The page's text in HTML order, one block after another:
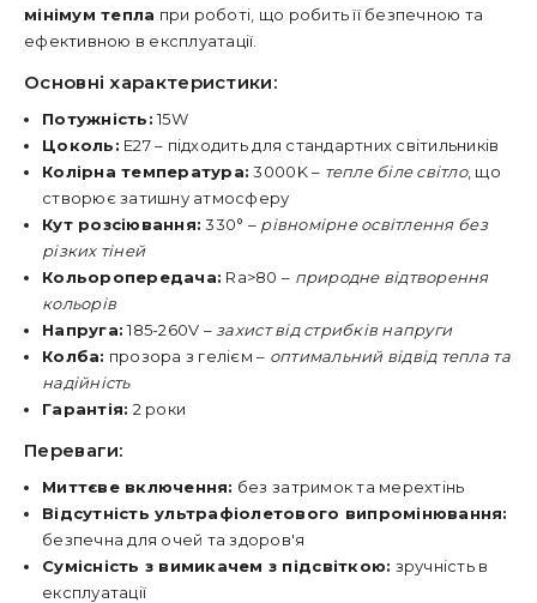
мінімум тепла при роботі, що робить її безпечною та
ефективною в експлуатації.
Основні характеристики:
Потужність: 15W
Цоколь: E27 – підходить для стандартних світильників
Колірна температура: 3000K – тепле біле світло, що
створює затишну атмосферу
Кут розсіювання: 330° – рівномірне освітлення без
різких тіней
Кольоропередача: Ra>80 – природне відтворення
кольорів
Напруга: 185-260V – захист від стрибків напруги
Колба: прозора з гелієм – оптимальний відвід тепла та
надійність
Гарантія: 2 роки
Переваги:
Миттєве включення: без затримок та мерехтінь
Відсутність ультрафіолетового випромінювання:
безпечна для очей та здоров'я
Сумісність з вимикачем з підсвіткою: зручність в
експлуатації